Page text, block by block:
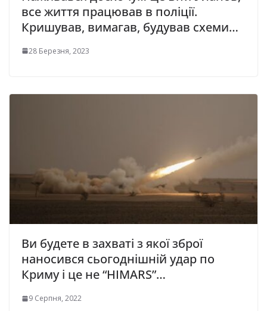
все життя працював в поліції.
Кришував, вимагав, будував схеми…
28 Березня, 2023
Ви будете в захваті з якої зброї
наносився сьогоднішній удар по
Криму і це не “HIMARS”…
9 Серпня, 2022